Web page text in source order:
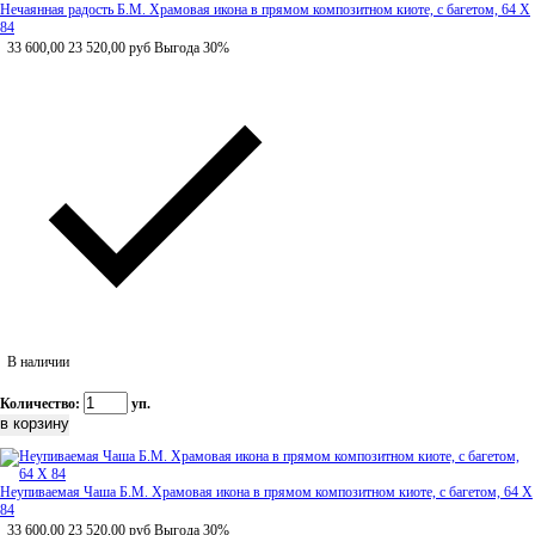
Нечаянная радость Б.М. Храмовая икона в прямом композитном киоте, с багетом, 64 Х
84
33 600,00 23 520,00 руб Выгода 30%
В наличии
Количество: уп.
Неупиваемая Чаша Б.М. Храмовая икона в прямом композитном киоте, с багетом, 64 Х
84
33 600,00 23 520,00 руб Выгода 30%